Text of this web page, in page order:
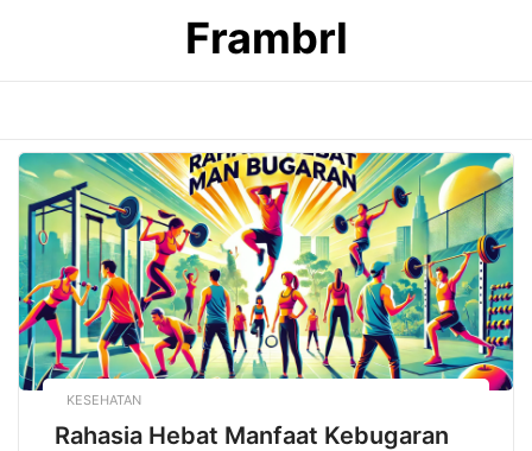
Frambrl
KESEHATAN
Rahasia Hebat Manfaat Kebugaran